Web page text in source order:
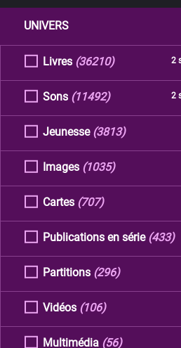
UNIVERS
Livres 2
(36210)
Sons 2
(11492)
Jeunesse (3813)
Images (1035)
Cartes (707)
Publications en série (433)
Partitions (296)
Vidéos (106)
Multimédia (56)